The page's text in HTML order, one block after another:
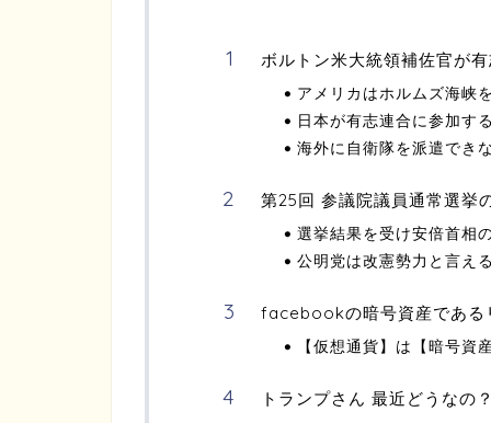
ボルトン米大統領補佐官が
アメリカはホルムズ海峡
日本が有志連合に参加す
海外に自衛隊を派遣でき
第25回 参議院議員通常選挙
選挙結果を受け安倍首相
公明党は改憲勢力と言え
facebookの暗号資産である
【仮想通貨】は【暗号資
トランプさん 最近どうなの